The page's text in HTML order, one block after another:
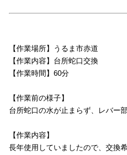
【作業場所】うるま市赤道
【作業内容】台所蛇口交換
【作業時間】60分
【作業前の様子】
台所蛇口の水が止まらず、レバー
【作業内容】
長年使用していましたので、交換